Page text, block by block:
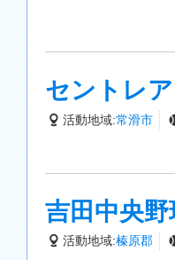
野球の
セントレ
活動地域:常滑市
吉田中央
活動地域:榛原郡